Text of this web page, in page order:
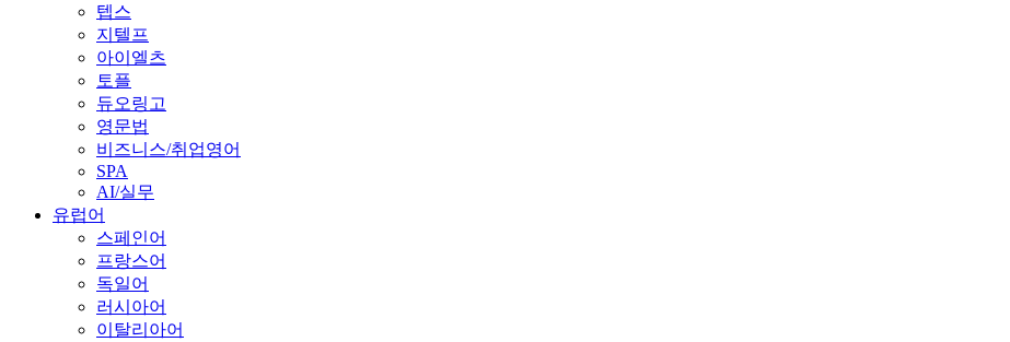
텝스
지텔프
아이엘츠
토플
듀오링고
영문법
비즈니스/취업영어
SPA
AI/실무
유럽어
스페인어
프랑스어
독일어
러시아어
이탈리아어